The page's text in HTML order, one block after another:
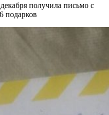
получила письмо с
подарков